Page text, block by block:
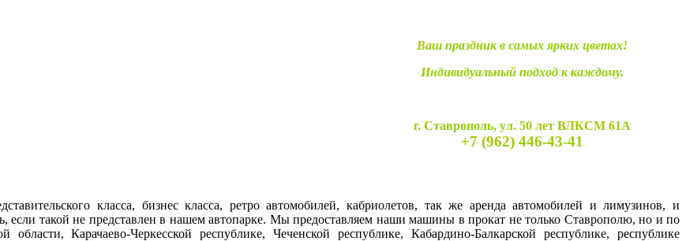
Ваш праздник в самых ярких цветах!
Индивидуальный подход к каждому.
г. Ставрополь, ул. 50 лет ВЛКСМ 61А
+7 (962) 446-43-41
класса, бизнес класса, ретро автомобилей, кабриолетов, так же аренда автомобилей и лимузинов, и
если такой не представлен в нашем автопарке. Мы предоставляем наши машины в прокат не только Ставрополю, но и по
Карачаево-Черкесской республике, Чеченской республике, Кабардино-Балкарской республике, республике